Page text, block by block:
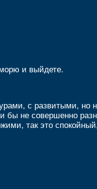
и выйдете.
с развитыми, но
не совершенно
так это